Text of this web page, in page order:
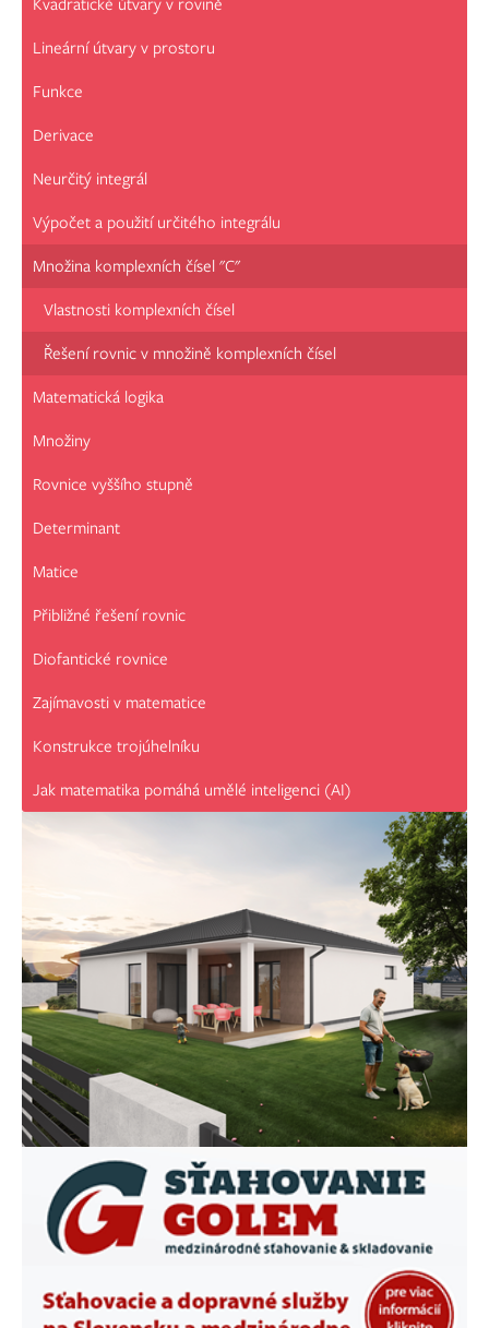
Lineární útvary v prostoru
Funkce
Derivace
Neurčitý integrál
Výpočet a použití určitého integrálu
Množina komplexních čísel "C"
Vlastnosti komplexních čísel
Řešení rovnic v množině komplexních čísel
Matematická logika
Množiny
Rovnice vyššího stupně
Determinant
Matice
Přibližné řešení rovnic
Diofantické rovnice
Zajímavosti v matematice
Konstrukce trojúhelníku
Jak matematika pomáhá umělé inteligenci (AI)